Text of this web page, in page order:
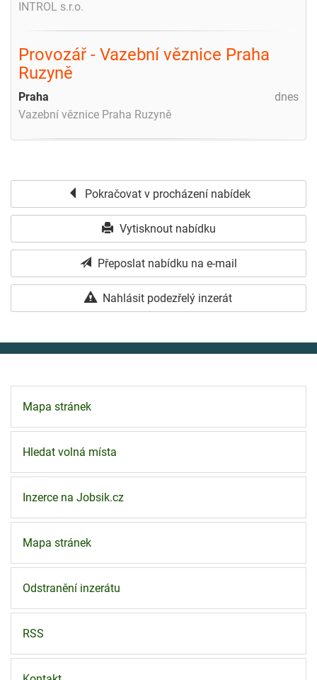
INTROL s.r.o.
Provozář - Vazební věznice Praha
Ruzyně
dnes
Praha
Vazební věznice Praha Ruzyně
Pokračovat v procházení nabídek
Vytisknout nabídku
Přeposlat nabídku na e-mail
Nahlásit podezřelý inzerát
Mapa stránek
Hledat volná místa
Inzerce na Jobsik.cz
Mapa stránek
Odstranění inzerátu
RSS